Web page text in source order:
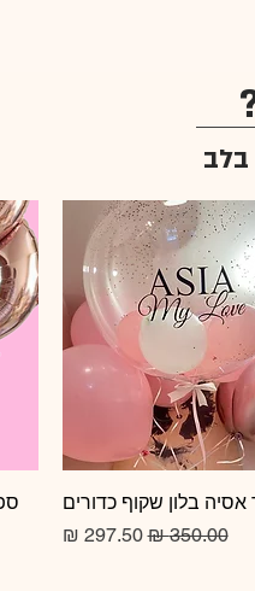
תצוגה מהירה
אסיה בלון שקוף כדורים
מחיר רגיל‏350.00 ‏₪ מחיר מבצע‏297.50 ‏₪